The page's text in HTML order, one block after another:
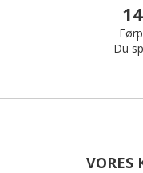
Du
VORES